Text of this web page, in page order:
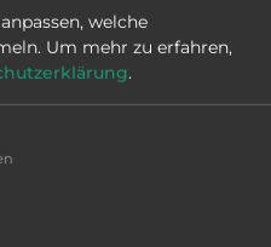
0045 98391110welche
Um mehr zu erfahren,
.